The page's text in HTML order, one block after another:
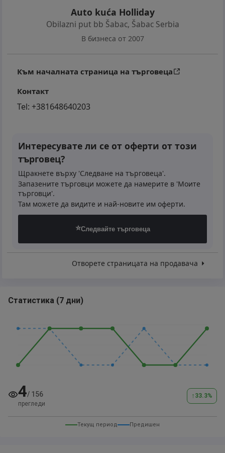
Auto kuća Holliday
Obilazni put bb Šabac, Šabac Serbia
В бизнеса от 2007
Към началната страница на търговеца
Контакт
Tel: +381648640203
Интересувате ли се от оферти от този
търговец?
Щракнете върху 'Следване на търговеца'.
Запазените търговци можете да намерите в 'Моите
търговци'.
Там можете да видите и най-новите им оферти.
⭐Следвайте търговеца
Отворете страницата на продавача
Статистика (7 дни)
4/ 156
прегледи
↑ 33.3%
Текущ период Предишен